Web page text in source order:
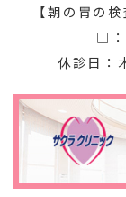
【朝の胃の
□
休診日：